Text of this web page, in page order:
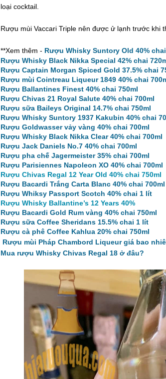
loại cocktail.
Rượu mùi Vaccari Triple nên được ử lạnh trước khi
**Xem thêm - Rượu Whisky Suntory Old 40%
Rượu Whisky Black Nikka Special 42% chai
Rượu Captain Morgan Spiced Gold 37.5% chai
Rượu mùi Cointreau Liqueur 1849 40% chai
Rượu Ballantines Finest 40% chai 750ml
Rượu Chivas 21 Royal Salute 40% chai 700ml
Rượu sữa Baileys Original 14.7% chai 750ml
Rượu Whisky Suntory 1937 Kakubin 40% chai
Rượu Goldwasser vảy vàng 40% chai 700ml
Rượu Whisky Black Nikka Clear 40% chai 700ml
Rượu Jack Daniels No.7 40% chai 700ml
Rượu pha chế Jagermeister 35% chai 700ml
Rượu Parisiennes Napoleon XO 40% chai 700ml
Rượu Chivas Regal 12 Year Old 40% chai 750ml
Rượu Bacardi Trắng Carta Blanc 40% chai 700ml
Rượu Whiksy Passport Scotch 40% chai 1 lít
Rượu Whisky Ballantine’s 12 Years 40%
Rượu Bacardi Gold Rum vàng 40% chai 750ml
Rượu sữa Coffee Sheridans 15.5% chai 1 lít
Rượu cà phê Coffee Kahlua 20% chai 750ml
Rượu mùi Pháp Chambord Liqueur giá bao
Mua rượu Whisky Chivas Regal 18 ở đâu?